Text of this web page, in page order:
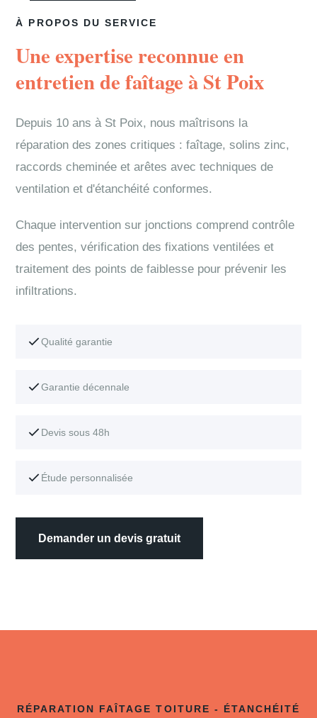
À PROPOS DU SERVICE
Une expertise reconnue en
entretien de faîtage à St Poix
Depuis 10 ans à St Poix, nous maîtrisons la
réparation des zones critiques : faîtage, solins zinc,
raccords cheminée et arêtes avec techniques de
ventilation et d'étanchéité conformes.
Chaque intervention sur jonctions comprend contrôle
des pentes, vérification des fixations ventilées et
traitement des points de faiblesse pour prévenir les
infiltrations.
Qualité garantie
Garantie décennale
Devis sous 48h
Étude personnalisée
Demander un devis gratuit
RÉPARATION FAÎTAGE TOITURE - ÉTANCHÉITÉ